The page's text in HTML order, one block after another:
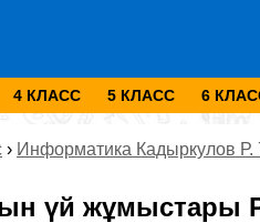
4 КЛАСС 5 КЛАСС 6
› Информатика Кадыркулов Р.
үй жұмыстары